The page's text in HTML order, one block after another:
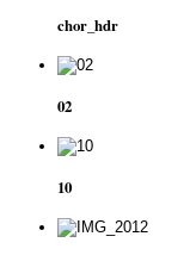
chor_hdr
02
10